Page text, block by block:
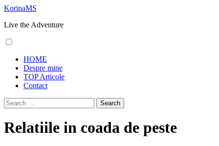
Skip
content
KorinaMS
Live the Adventure
Menu
HOME
Despre mine
TOP Articole
Contact
Search
for:
Relatiile in coada de peste